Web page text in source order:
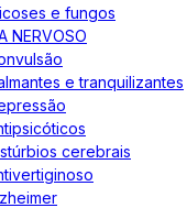
e fungos
NERVOSO
e tranquilizantes
cerebrais